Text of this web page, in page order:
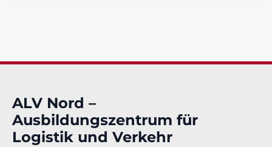
ALV Nord –
Ausbildungszentrum für
Logistik und Verkehr